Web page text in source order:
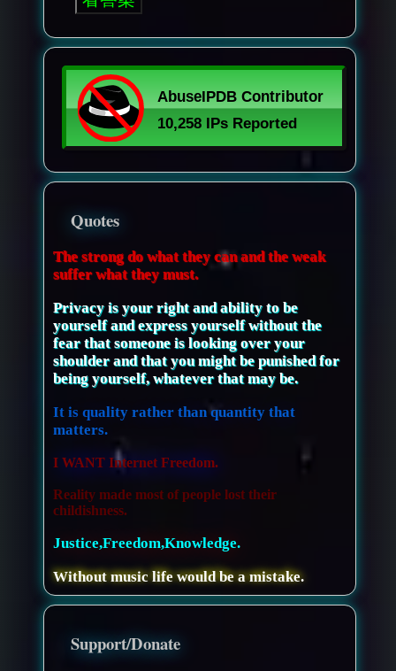
Quotes
The strong do what they can and the weak
suffer what they must.
Privacy is your right and ability to be
yourself and express yourself without the
fear that someone is looking over your
shoulder and that you might be punished for
being yourself, whatever that may be.
It is quality rather than quantity that
matters.
I WANT Internet Freedom.
Reality made most of people lost their
childishness.
Justice,Freedom,Knowledge.
Without music life would be a mistake.
Support/Donate